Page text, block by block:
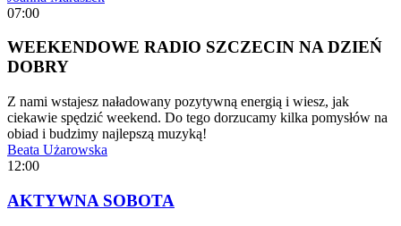
07:00
WEEKENDOWE RADIO SZCZECIN NA DZIEŃ
DOBRY
Z nami wstajesz naładowany pozytywną energią i wiesz, jak
ciekawie spędzić weekend. Do tego dorzucamy kilka pomysłów na
obiad i budzimy najlepszą muzyką!
Beata Użarowska
12:00
AKTYWNA SOBOTA